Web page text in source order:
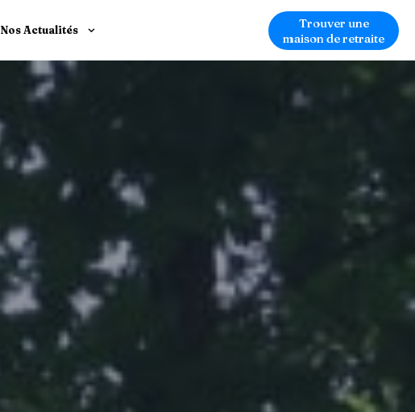
Nos Actualités
Trouver une
maison de retraite